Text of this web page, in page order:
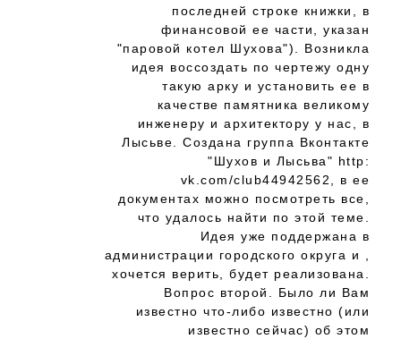
последней строке книжки, в
финансовой ее части, указан
"паровой котел Шухова"). Возникла
идея воссоздать по чертежу одну
такую арку и установить ее в
качестве памятника великому
инженеру и архитектору у нас, в
Лысьве. Создана группа Вконтакте
"Шухов и Лысьва" http:
vk.com/club44942562, в ее
документах можно посмотреть все,
что удалось найти по этой теме.
Идея уже поддержана в
администрации городского округа и ,
хочется верить, будет реализована.
Вопрос второй. Было ли Вам
известно что-либо известно (или
известно сейчас) об этом